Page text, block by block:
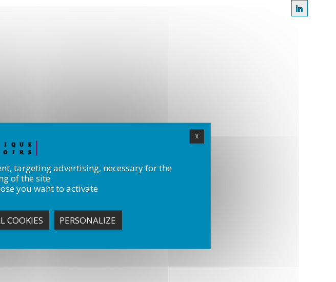
X
targeting advertising, necessary for the
of the site
you want to activate
COOKIES PERSONALIZE